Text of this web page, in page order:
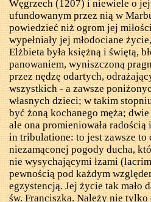
Węgrzech (1207) i niewiele o
ufundowanym przez nią w
powiedzieć niż ogrom jej
wypełniały jej młodociane
Elżbieta była księżną i świętą,
panowaniem, wyniszczoną
przez nędzę odartych,
wszystkich - a zawsze
własnych dzieci; w takim
być żoną kochanego męża;
ale ona promieniowała radością
in tribulatione: to jest zawsze
niezamąconej pogody ducha,
nie wysychającymi łzami (
pewnością pod każdym
egzystencją. Jej życie tak mało
św. Franciszka. Należy nie tylko